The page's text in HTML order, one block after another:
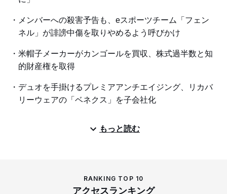
メンバーへの殺害予告も、eスポーツチーム「フェン
ネル」が誹謗中傷を取りやめるよう呼びかけ
米帽子メーカーがカンゴールを買収、株式過半数と知
的財産権を取得
デュオを手掛けるプレミアアンチエイジング、リカバ
リーウェアの「ベネクス」を子会社化
もっと読む
RANKING TOP 10
アクセスランキング